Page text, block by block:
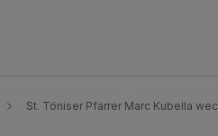
St. Töniser Pfarrer Marc Kubella